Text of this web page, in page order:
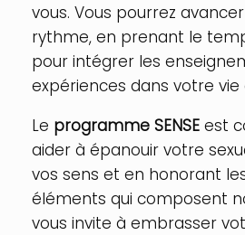
vous. Vous pourrez
rythme, en prenant le
pour intégrer les
expériences dans votre vie
Le programme SENSE est
aider à épanouir votre
vos sens et en honorant
éléments qui composent
vous invite à embrasser